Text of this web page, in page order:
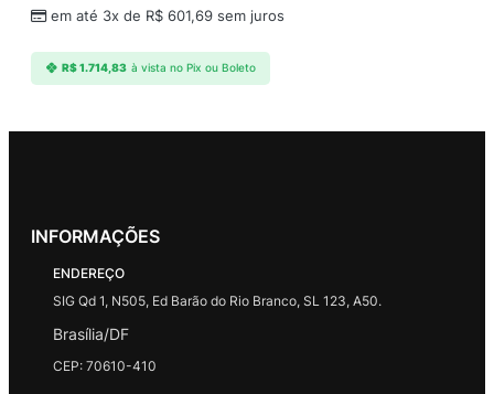
em até 3x de R$ 601,69 sem juros
R$1.714,83 à vista no Pix ou Boleto
INFORMAÇÕES
ENDEREÇO
SIG Qd 1, N505, Ed Barão do Rio Branco, SL 123, A50.
Brasília/DF
CEP: 70610-410